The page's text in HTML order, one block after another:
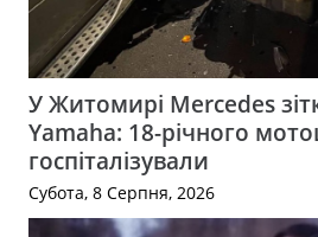
У Житомирі Mercedes
Yamaha: 18-річного
госпіталізували
Субота, 8 Серпня, 2026